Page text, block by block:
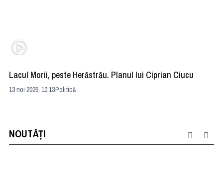
Lacul Morii, peste Herăstrău. Planul lui Ciprian Ciucu
13 noi 2025, 10:13Politică
NOUTĂȚI